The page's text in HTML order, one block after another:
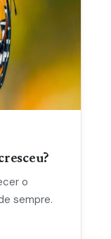
o
sempre.